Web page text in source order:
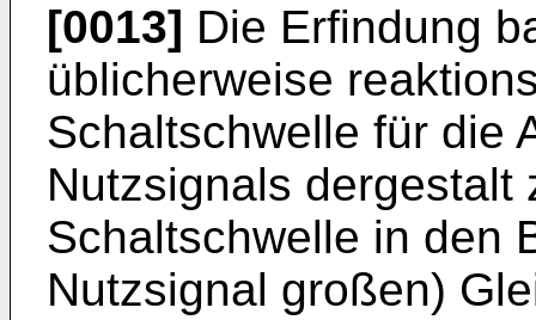
[0013] Die Erfindung
üblicherweise
Schaltschwelle für die
Nutzsignals
Schaltschwelle in den
Nutzsignal großen)